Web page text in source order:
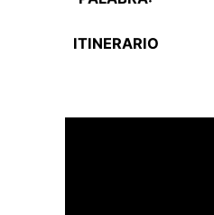
ITINERARIO